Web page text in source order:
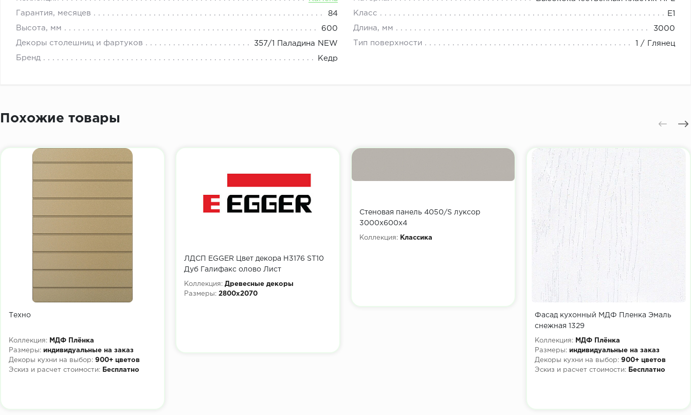
Гарантия, месяцев 84 Класс E1
Высота, мм 600 Длина, мм 3000
Декоры столешниц и фартуков 357/1 Паладина NEW Тип поверхности 1 / Глянец
Бренд Кедр
Похожие товары
Техно
Коллекция:
МДФ Плёнка
Размеры: индивидуальные на заказ
Декоры кухни на выбор: 900+ цветов
Эскиз и расчет стоимости:
Бесплатно
ЛДСП EGGER Цвет декора H3176 ST10
Дуб Галифакс олово Лист
2800x2070х16 мм
Коллекция: Древесные декоры
Размеры: 2800x2070
Стеновая панель 4050/S луксор
3000х600х4
Коллекция: Классика
Фасад кухонный МДФ Пленка Эмаль
снежная 1329
Коллекция:
МДФ Плёнка
Размеры: индивидуальные на заказ
Декоры кухни на выбор: 900+ цветов
Эскиз и расчет стоимости:
Бесплатно